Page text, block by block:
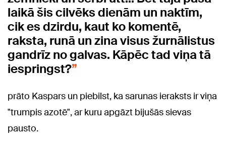
laikā šis cilvēks dienām un naktīm,
cik es dzirdu, kaut ko komentē,
raksta, runā un zina visus žurnālistus
gandrīz no galvas. Kāpēc tad viņa tā
iespringst?
prāto Kaspars un piebilst, ka sarunas ieraksts ir viņa
"trumpis azotē", ar kuru apgāzt bijušās sievas
pausto.